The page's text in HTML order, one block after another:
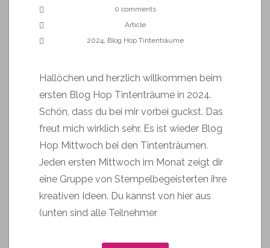
0 comments
Article
2024, Blog Hop Tintenträume
Hallöchen und herzlich willkommen beim
ersten Blog Hop Tintenträume in 2024.
Schön, dass du bei mir vorbei guckst. Das
freut mich wirklich sehr. Es ist wieder Blog
Hop Mittwoch bei den Tintenträumen.
Jeden ersten Mittwoch im Monat zeigt dir
eine Gruppe von Stempelbegeisterten ihre
kreativen Ideen. Du kannst von hier aus
(unten sind alle Teilnehmer